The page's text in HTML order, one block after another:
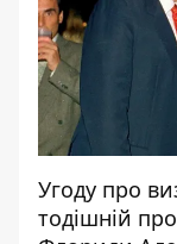
Угоду про
тодішній